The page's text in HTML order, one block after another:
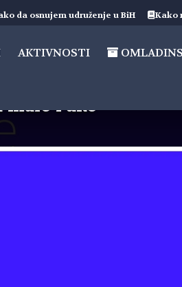
da osnujem udruženje u BiH Kako
AKTIVNOSTI
male ruke”